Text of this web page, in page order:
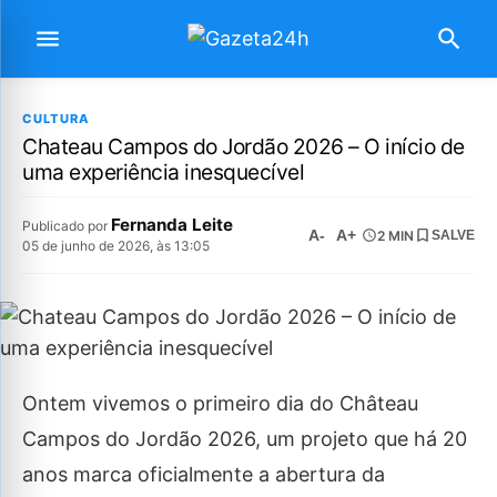
CULTURA
Chateau Campos do Jordão 2026 – O início de
uma experiência inesquecível
Publicado por Fernanda Leite
05 de junho de 2026, às 13:05
A- A+ 2 MIN SALVE
Ontem vivemos o primeiro dia do Château
Campos do Jordão 2026, um projeto que há 20
anos marca oficialmente a abertura da